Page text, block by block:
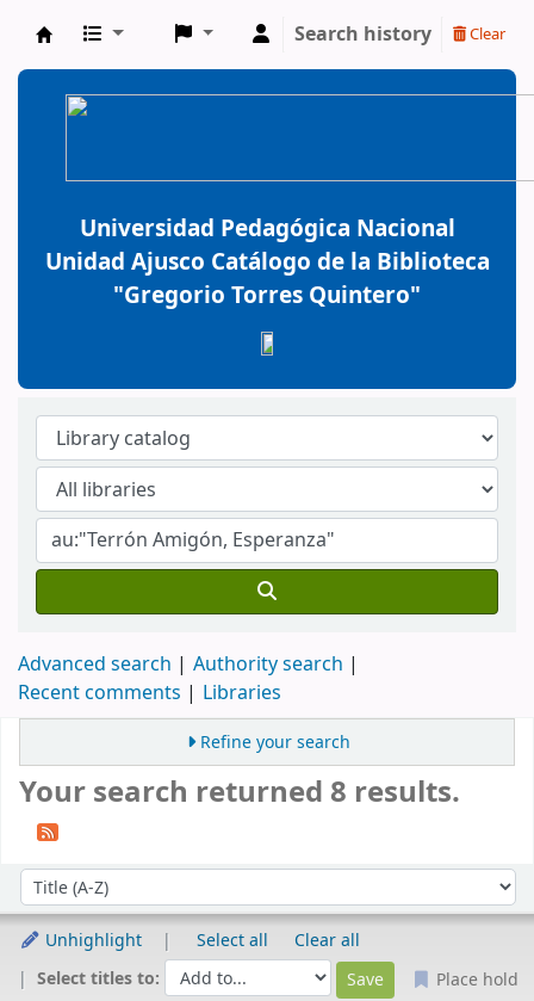
BiblioGTQ
Search history Clear
Universidad Pedagógica Nacional
Unidad Ajusco Catálogo de la Biblioteca
"Gregorio Torres Quintero"
Advanced search
Authority search
Recent comments
Libraries
Refine your search
Your search returned 8 results.
Sort by:
Unhighlight Select all
Clear all
Select titles to:
Place hold